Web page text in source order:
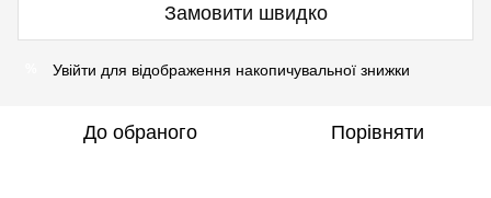
Замовити швидко
Увійти для відображення накопичувальної знижки
До обраного Порівняти